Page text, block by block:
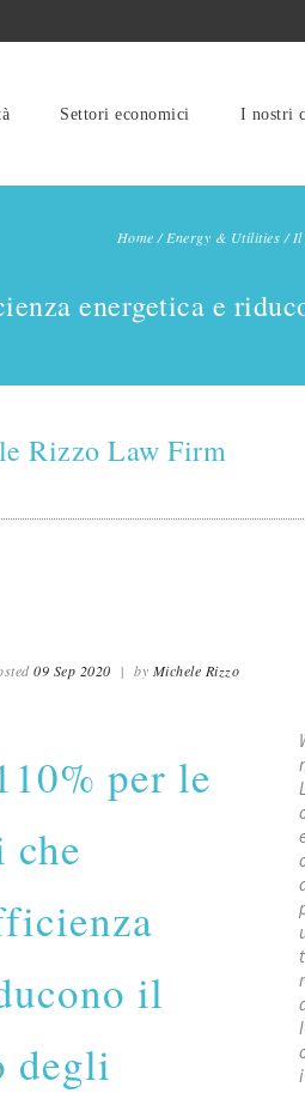
Settori economici I nostri
Home /Energy & Utilities /Il
energetica e
Rizzo Law Firm
09 Sep 2020 | by Michele Rizzo
per le
il
degli